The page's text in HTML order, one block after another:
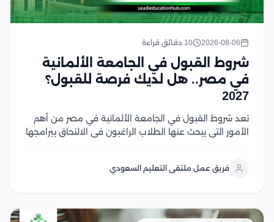
2026-08-06 10 دقائق قراءة
شروط القبول في الجامعة الألمانية
في مصر.. هل لديك فرصة للقبول؟
2027
تعد شروط القبول في الجامعة الألمانية في مصر من أهم
الأمور التي يبحث عنها الطلاب الراغبون في الالتحاق ببرامجها
المطلوبة، واستيفاء معايير القبول، وتقديم المستندات
فريق عمل ملتقى التعليم السعودي